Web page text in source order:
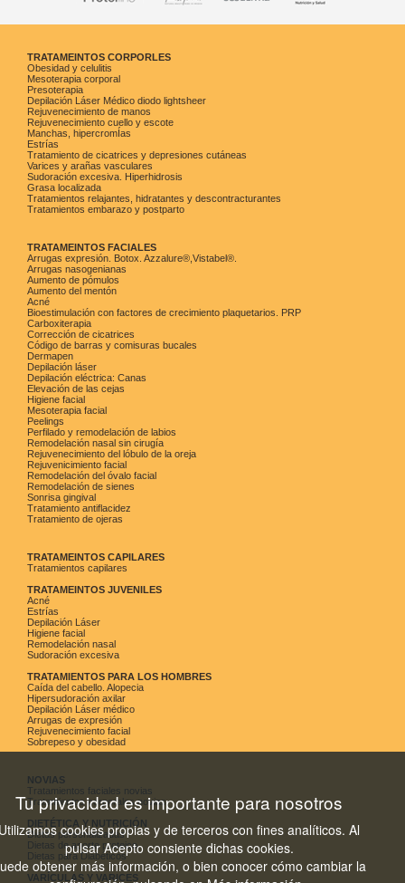
TRATAMEINTOS CORPORLES
Obesidad y celulitis
Mesoterapia corporal
Presoterapia
Depilación Láser Médico diodo lightsheer
Rejuvenecimiento de manos
Rejuvenecimiento cuello y escote
Manchas, hipercromÍas
Estrías
Tratamiento de cicatrices y depresiones cutáneas
Varices y arañas vasculares
Sudoración excesiva. Hiperhidrosis
Grasa localizada
Tratamientos relajantes, hidratantes y descontracturantes
Tratamientos embarazo y postparto
TRATAMEINTOS FACIALES
Arrugas expresión. Botox. Azzalure®,Vistabel®.
Arrugas nasogenianas
Aumento de pómulos
Aumento del mentón
Acné
Bioestimulación con factores de crecimiento plaquetarios. PRP
Carboxiterapia
Corrección de cicatrices
Código de barras y comisuras bucales
Dermapen
Depilación láser
Depilación eléctrica: Canas
Elevación de las cejas
Higiene facial
Mesoterapia facial
Peelings
Perfilado y remodelación de labios
Remodelación nasal sin cirugía
Rejuvenecimiento del lóbulo de la oreja
Rejuvenicimiento facial
Remodelación del óvalo facial
Remodelación de sienes
Sonrisa gingival
Tratamiento antiflacidez
Tratamiento de ojeras
TRATAMEINTOS CAPILARES
Tratamientos capilares
TRATAMEINTOS JUVENILES
Acné
Estrías
Depilación Láser
Higiene facial
Remodelación nasal
Sudoración excesiva
TRATAMIENTOS PARA LOS HOMBRES
Caída del cabello. Alopecia
Hipersudoración axilar
Depilación Láser médico
Arrugas de expresión
Rejuvenecimiento facial
Sobrepeso y obesidad
NOVIAS
Tratamientos faciales novias
Tratamientos corporales novias
DIETÉTICA Y NUTRICIÓN
Dietas personalizadas
Dietas de aporte proteico
Dietas para Diabéticos
VARÍCULAS Y VARICES
Tu privacidad es importante para nosotros
cookies propias y de terceros con fines analíticos. Al
pulsar Acepto consiente dichas cookies.
obtener más información, o bien conocer cómo cambiar la